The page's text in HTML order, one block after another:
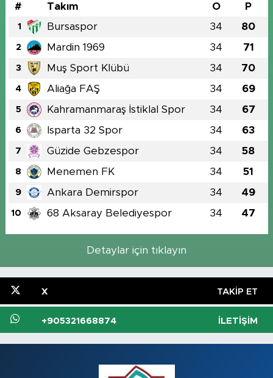
# Takım O P
1 Bursaspor 34 80
2 Mardin 1969 34 71
3 Muş Sport Klübü 34 70
4 Aliağa FAŞ 34 69
5 Kahramanmaraş İstiklal Spor 34 67
6 Isparta 32 Spor 34 63
7 Güzide Gebzespor 34 58
8 Menemen FK 34 51
9 Ankara Demirspor 34 49
10 68 Aksaray Belediyespor 34 47
Detaylar için tıklayın
X TAKIP ET
+905321668874 İLETIŞIM